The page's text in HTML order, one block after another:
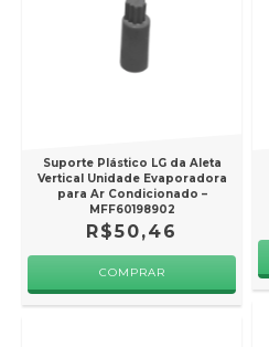
Suporte Plástico LG da Aleta
Vertical Unidade Evaporadora
para Ar Condicionado –
MFF60198902
R$50,46